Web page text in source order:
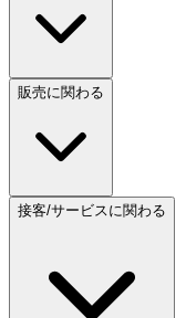
販売に関わる
接客/サービスに関わる